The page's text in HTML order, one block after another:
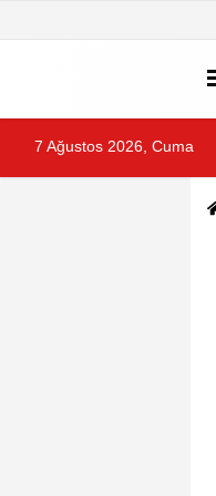
7 Ağustos 2026, Cuma